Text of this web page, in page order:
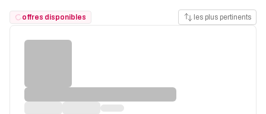
offres disponibles les plus pertinents